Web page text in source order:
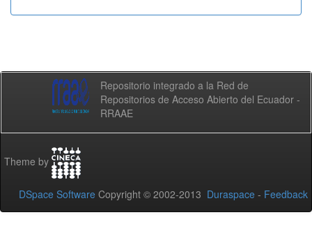
Repositorio integrado a la Red de
Repositorios de Acceso Abierto del Ecuador -
RRAAE
Theme by
DSpace Software Copyright © 2002-2013 Duraspace - Feedback